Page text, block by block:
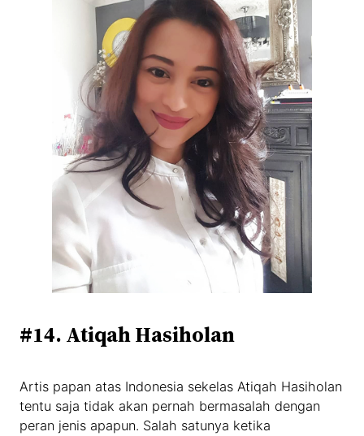
#14. Atiqah Hasiholan
Artis papan atas Indonesia sekelas Atiqah Hasiholan
tentu saja tidak akan pernah bermasalah dengan
peran jenis apapun. Salah satunya ketika